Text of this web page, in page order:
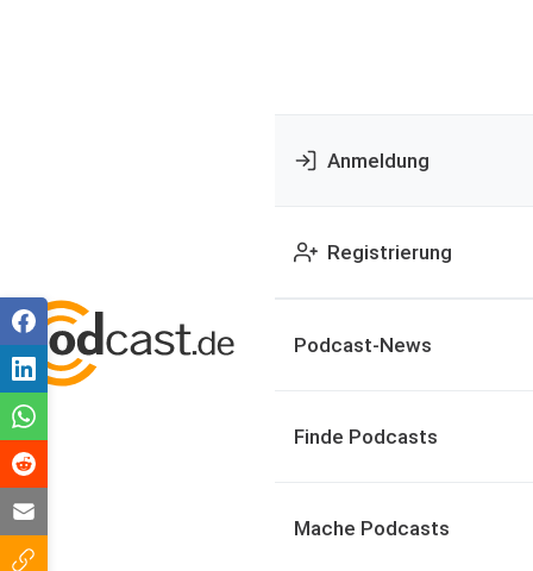
Anmeldung
Registrierung
Podcast-News
Finde Podcasts
Mache Podcasts